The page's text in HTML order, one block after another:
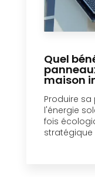
Quel
maison
Produire
l'énergie
fois
stratégique